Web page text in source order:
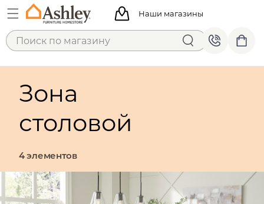
Наши магазины
Зона
столовой
4 элементов